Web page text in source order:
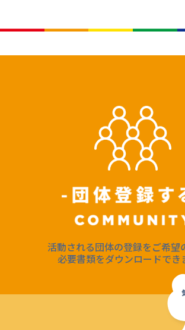
活動される団体の登録をご希望
必要書類をダウンロードでき